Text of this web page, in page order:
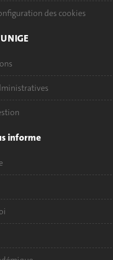
des cookies
informe